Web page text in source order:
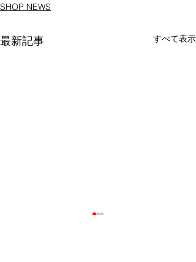
SHOP NEWS
最新記事 すべて表示